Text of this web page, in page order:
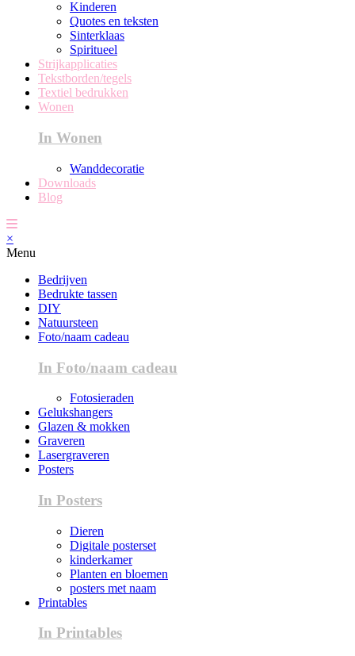
Kinderen
Quotes en teksten
Sinterklaas
Spiritueel
Strijkapplicaties
Tekstborden/tegels
Textiel bedrukken
Wonen
In Wonen
Wanddecoratie
Downloads
Blog
×
Menu
Bedrijven
Bedrukte tassen
DIY
Natuursteen
Foto/naam cadeau
In Foto/naam cadeau
Fotosieraden
Gelukshangers
Glazen & mokken
Graveren
Lasergraveren
Posters
In Posters
Dieren
Digitale posterset
kinderkamer
Planten en bloemen
posters met naam
Printables
In Printables